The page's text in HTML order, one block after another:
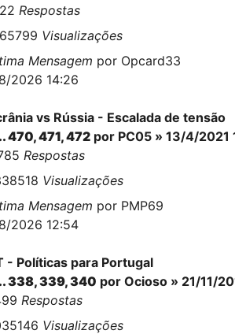
Respostas
Visualizações
Mensagem por Opcard33
2026 14:26
vs Rússia - Escalada de tensão
470,471,472 por PC05 » 13/4/2021
Respostas
Visualizações
Mensagem por PMP69
2026 12:54
- Políticas para Portugal
338,339,340 por Ocioso » 21/11/
Respostas
Visualizações